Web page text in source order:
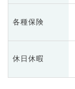
各種保険
休日休暇